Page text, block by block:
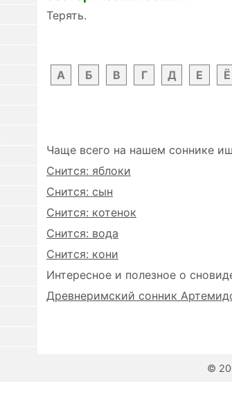
Терять.
А
Б В Г Д Е Ё
Чаще всего на нашем соннике
Снится: яблоки
Снится: сын
Снится: котенок
Снится: вода
Снится: кони
Интересное и полезное о
Древнеримский сонник
©